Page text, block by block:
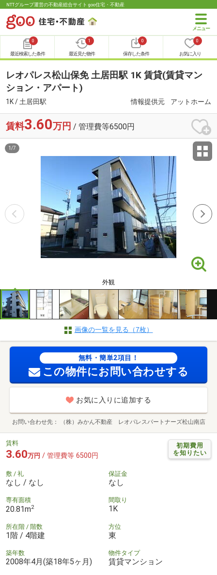
NTTグループ運営の不動産総合サイト goo住宅・不動産
0
最近検索した条件
1
最近見た物件
0
保存した条件
0
お気に入り
レオパレス松山保免 土居田駅 1K 賃貸(賃貸マン
ション・アパート)
1K / 土居田駅 情報提供元 アットホーム
賃料3.60万円 / 管理費等6500円
外観
1 /7
画像の一覧を見る（7枚）
無料・簡単2項目！
この物件にお問い合わせする
お気に入りに追加する
お問い合わせ先 （株）みかん不動産 レオパレスパートナーズ松山南店
初期費用
を知りたい
賃料
3.60万円 / 管理費等 6500円
敷 / 礼
なし / なし
保証金
なし
専有面積
20.81m2
間取り
1K
所在階 / 階数
1階 / 4階建
方位
東
築年数
2008年4月(築18年5ヶ月)
物件タイプ
賃貸マンション